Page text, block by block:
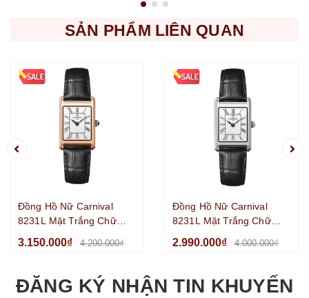
SẢN PHẨM LIÊN QUAN
Đồng Hồ Nữ Carnival
8231L Mặt Trắng Chữ
Nhật Dây Da Đen Vỏ
Vàng Hồng Size
3.150.000₫ 4.200.000₫
Đồng Hồ Nữ Carnival
8231L Mặt Trắng Chữ
Nhật Dây Da Đen Vỏ
Silver Size 21x31mm
2.990.000₫ 4.000.000₫
ĐĂNG KÝ NHẬN TIN KHUYẾN